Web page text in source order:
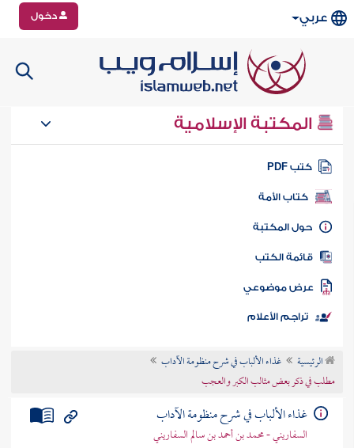
عربي دخول
المكتبة الإسلامية
كتب PDF
كتاب الأمة
المكتبة
الكتب
موضوعي
تراجم الأعلام
الرئيسية
غذاء الألباب في شرح منظومة الآداب
مطلب في ذكر بعض مثالب الكبر والعجب
غذاء الألباب في شرح منظومة الآداب
السفاريني - محمد بن أحمد بن سالم السفاريني